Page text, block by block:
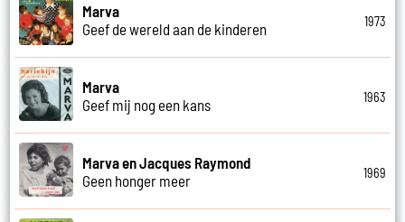
Marva
Geef de wereld aan de kinderen
1973
Marva
Geef mij nog een kans
1963
Marva en Jacques Raymond
Geen honger meer
1969